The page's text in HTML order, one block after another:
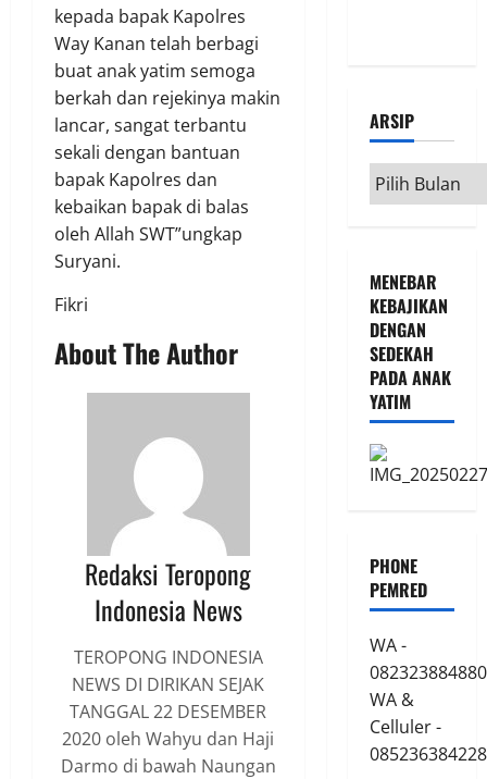
kepada bapak Kapolres
Way Kanan telah berbagi
buat anak yatim semoga
berkah dan rejekinya makin
lancar, sangat terbantu
sekali dengan bantuan
bapak Kapolres dan
kebaikan bapak di balas
oleh Allah SWT”ungkap
Suryani.
Fikri
About The Author
Redaksi Teropong
Indonesia News
TEROPONG INDONESIA
NEWS DI DIRIKAN SEJAK
TANGGAL 22 DESEMBER
2020 oleh Wahyu dan Haji
Darmo di bawah Naungan
ARSIP
Arsip
MENEBAR
KEBAJIKAN
DENGAN
SEDEKAH
PADA ANAK
YATIM
PHONE
PEMRED
WA -
082323884880
WA &
Celluler -
085236384228